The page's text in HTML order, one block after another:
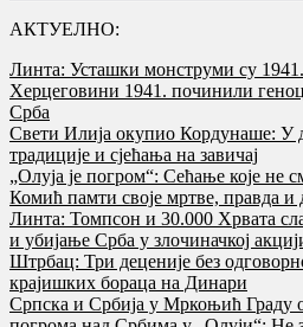
АКТУЕЛНО:
Линта: Усташки монструми су
Херцеговини 1941. починили
Срба
Свети Илија окупио Кордунаше: У
традиције и сјећања на завичај
„Олуја је погром“: Сећање које не
Комић памти своје мртве, правда и
Линта: Томпсон и 30.000 Хрвата
и убијање Срба у злочиначкој
Штрбац: Три деценије без
крајишких бораца на Динари
Српска и Србија у Мркоњић Граду